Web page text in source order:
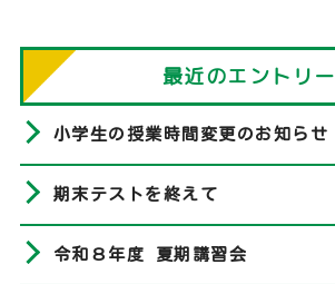
最近のエントリー
小学生の授業時間変更のお知らせ
期末テストを終えて
令和８年度 夏期講習会